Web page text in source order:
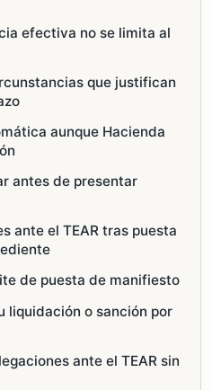
efectiva no se limita al
que justifican
aunque Hacienda
antes de presentar
ante el TEAR tras puesta
de puesta de manifiesto
liquidación o sanción por
ante el TEAR sin